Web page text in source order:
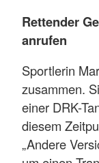
Rettender
anrufen
Sportlerin
zusammen.
einer DRK-
diesem
„Andere